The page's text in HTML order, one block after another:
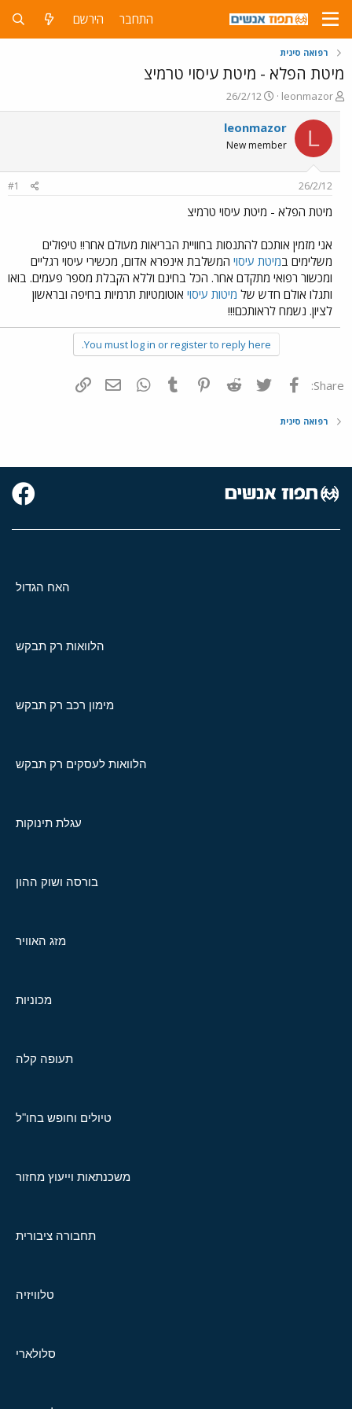
התחבר הירשם
רפואה סינית
מיטת הפלא - מיטת עיסוי טרמיצ
פ
ו
ת
ח
ה
ש
א
leonmazor
פ
ו
ר
ם
ר
26/2/12
L
leonmazor
New member
26/2/12
#1
מיטת הפלא - מיטת עיסוי טרמיצ
אני מזמין אותכם להתנסות בחוויית הבריאות מעולם אחר!! טיפולים
משלימים במיטת עיסוי המשלבת אינפרא אדום, מכשירי עיסוי רגליים
ומכשור רפואי מתקדם אחר. הכל בחינם וללא הקבלת מספר פעמים. בואו
ותגלו אולם חדש של מיטות עיסוי אוטומטיות תרמיות בחיפה ובראשון
לציון. נשמח לראותכם!!!
You must log in or register to reply here.
Share: פייסבוק Twitter
Reddit
Pinterest
Tumblr
WhatsAppדואר אלקטרוני
רפואה סינית
האח הגדול
הלוואות רק תבקש
מימון רכב רק תבקש
הלוואות לעסקים רק תבקש
עגלת תינוקות
בורסה ושוק ההון
מזג האוויר
מכוניות
תעופה קלה
טיולים וחופש בחו"ל
משכנתאות וייעוץ מחזור
תחבורה ציבורית
טלוויזיה
סלולארי